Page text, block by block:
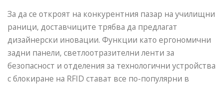
За да се откроят на конкурентния пазар на училищни
раници, доставчиците трябва да предлагат
дизайнерски иновации. Функции като ергономични
задни панели, светлоотразителни ленти за
безопасност и отделения за технологични устройства
с блокиране на RFID стават все по-популярни в